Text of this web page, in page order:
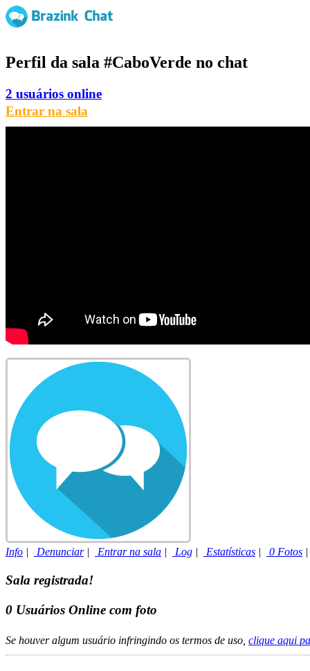
Perfil da sala #CaboVerde no chat
2 usuários online
Entrar na sala
Info | Denunciar| Entrar na sala | Log | Estatísticas | 0 Fotos
Sala registrada!
0 Usuários Online com foto
Se houver algum usuário infringindo os termos de uso, clique aqui